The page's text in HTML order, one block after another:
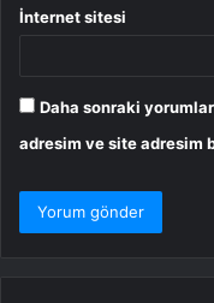
İnternet sitesi
Daha sonraki
adresim ve site adresim